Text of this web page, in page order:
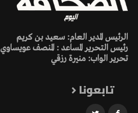
الرئيس المدير العام: سعيد بن كريم
رئيس التحرير المساعد : المنصف عويساوي
تحرير الواب: منيرة رزقي
تابعونا